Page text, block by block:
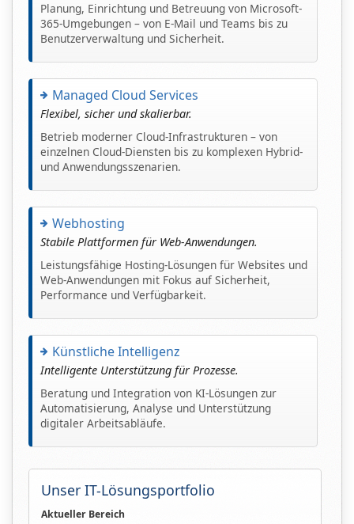
Planung, Einrichtung und Betreuung von Microsoft-
365-Umgebungen – von E-Mail und Teams bis zu
Benutzerverwaltung und Sicherheit.
Managed Cloud Services
Flexibel, sicher und skalierbar.
Betrieb moderner Cloud-Infrastrukturen – von
einzelnen Cloud-Diensten bis zu komplexen Hybrid-
und Anwendungsszenarien.
Webhosting
Stabile Plattformen für Web-Anwendungen.
Leistungsfähige Hosting-Lösungen für Websites und
Web-Anwendungen mit Fokus auf Sicherheit,
Performance und Verfügbarkeit.
Künstliche Intelligenz
Intelligente Unterstützung für Prozesse.
Beratung und Integration von KI-Lösungen zur
Automatisierung, Analyse und Unterstützung
digitaler Arbeitsabläufe.
Unser IT-Lösungsportfolio
Aktueller Bereich